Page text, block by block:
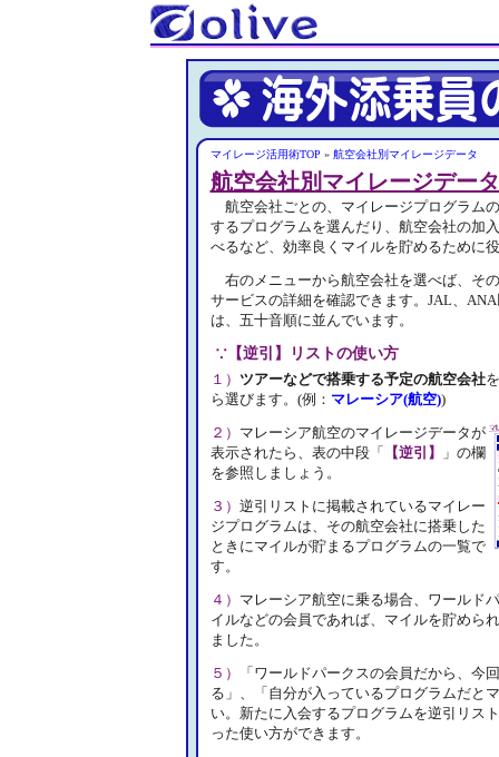
マイレージ活用術TOP » 航空会社別マイレージデータ
航空会社別マイレージデータ
航空会社ごとの、マイレージプログラム
するプログラムを選んだり、航空会社の加
べるなど、効率良くマイルを貯めるために
右のメニューから航空会社を選べば、そ
サービスの詳細を確認できます。JAL、
は、五十音順に並んでいます。
∵【逆引】リストの使い方
１） ツアーなどで搭乗する予定の航空会社
ら選びます。(例： マレーシア(航空))
２） マレーシア航空のマイレージデータが
表示されたら、表の中段「
【逆引】
」の欄
を参照しましょう。
３） 逆引リストに掲載されているマイレー
ジプログラムは、その航空会社に搭乗した
ときにマイルが貯まるプログラムの一覧で
す。
４） マレーシア航空に乗る場合、ワールド
イルなどの会員であれば、マイルを貯めら
ました。
５）
「ワールドパークスの会員だから、今
る」、「自分が入っているプログラムだと
い。新たに入会するプログラムを逆引リス
った使い方ができます。